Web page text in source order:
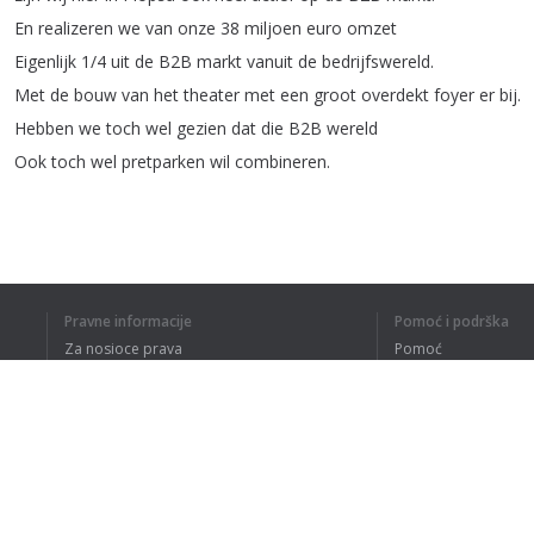
En realizeren we van onze 38 miljoen euro omzet
Eigenlijk 1/4 uit de B2B markt vanuit de bedrijfswereld.
Met de bouw van het theater met een groot overdekt foyer er bij.
Hebben we toch wel gezien dat die B2B wereld
Ook toch wel pretparken wil combineren.
1 2
Pravne informacije
Za nosioce prava
Pomoć i podrška
Pomoć